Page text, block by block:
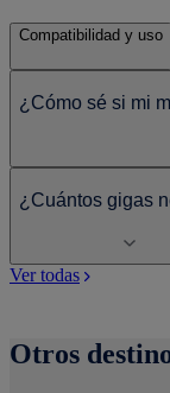
Compatibilidad y uso
¿Cómo sé si mi
¿Cuántos gigas
Ver todas
Otros